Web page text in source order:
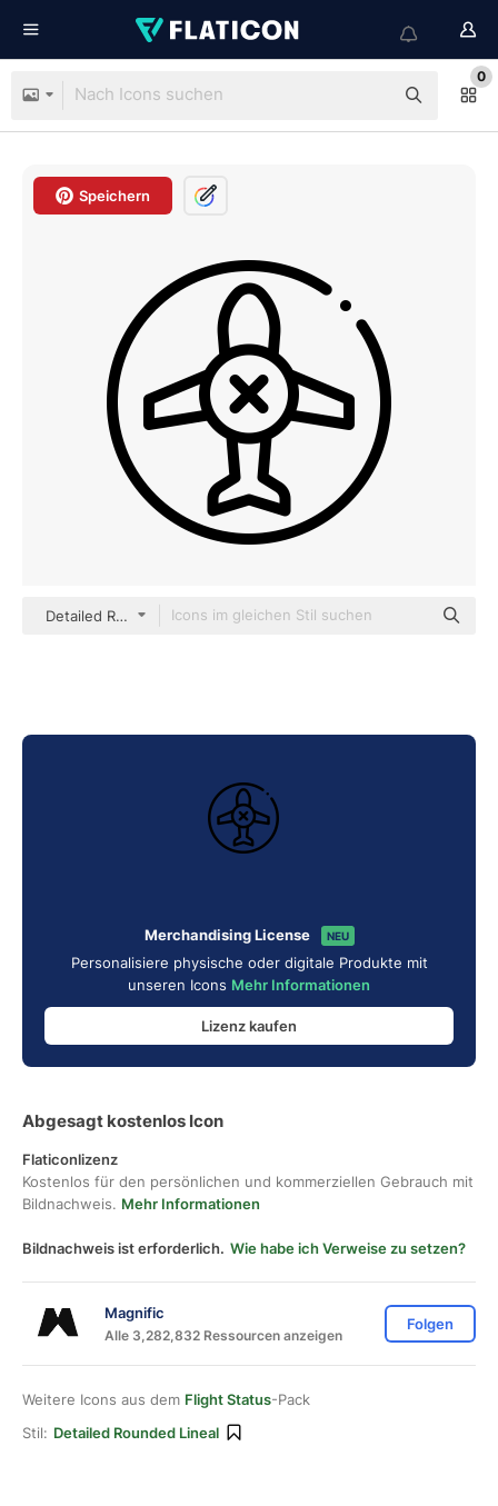
0
Speichern
Detailed Rounded Lineal
Merchandising License NEU
Personalisiere physische oder digitale Produkte mit
unseren Icons Mehr Informationen
Lizenz kaufen
Abgesagt kostenlos Icon
Flaticonlizenz
Kostenlos für den persönlichen und kommerziellen Gebrauch mit
Bildnachweis. Mehr Informationen
Bildnachweis ist erforderlich. Wie habe ich Verweise zu setzen?
Magnific
Alle 3,282,832 Ressourcen anzeigen
Folgen
Weitere Icons aus dem Flight Status-Pack
Stil: Detailed Rounded Lineal